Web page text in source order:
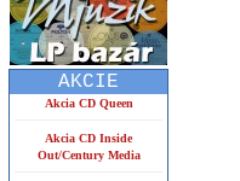
AKCIE
Akcia CD Queen
Akcia CD Inside
Out/Century Media